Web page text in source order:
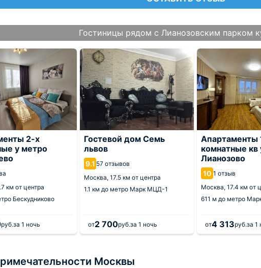
Гостиницы рядом с Лианозовским парком
2-х
у метро
км от центра
Бескудниково
руб.за 1 ночь
Гостевой дом Семь
львов
9.1 57 отзывов
Москва, 17.5 км от центра
1.1 км до метро Марк МЦД-1
от2 700руб.за 1 ночь
Апартаменты
комнатные кв
Лианозово
10 1 отзыв
Москва, 17.4 км от
611 м до метро
от4 313руб.за 1
Москвы